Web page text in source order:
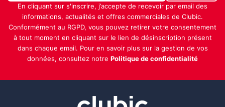
En cliquant sur s'inscrire, j’accepte de recevoir par email des
informations, actualités et offres commerciales de Clubic.
Conformément au RGPD, vous pouvez retirer votre consentement
à tout moment en cliquant sur le lien de désinscription présent
dans chaque email. Pour en savoir plus sur la gestion de vos
données, consultez notre Politique de confidentialité